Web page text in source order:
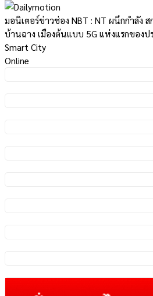
มอนิเตอร์ข่าวช่อง NBT : NT ผนึกกำลัง
บ้านฉาง เมืองต้นแบบ 5G แห่งแรกของป
Smart City
Online